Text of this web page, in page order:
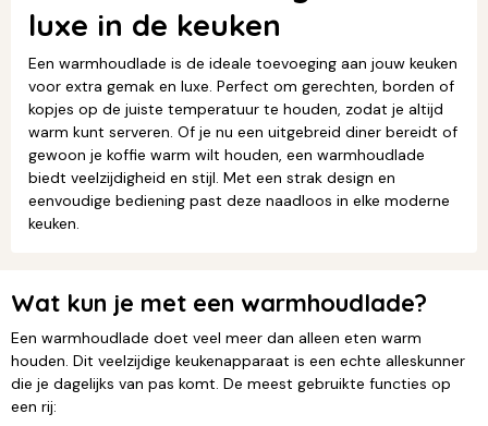
luxe in de keuken
Een warmhoudlade is de ideale toevoeging aan jouw keuken
voor extra gemak en luxe. Perfect om gerechten, borden of
kopjes op de juiste temperatuur te houden, zodat je altijd
warm kunt serveren. Of je nu een uitgebreid diner bereidt of
gewoon je koffie warm wilt houden, een warmhoudlade
biedt veelzijdigheid en stijl. Met een strak design en
eenvoudige bediening past deze naadloos in elke moderne
keuken.
Wat kun je met een warmhoudlade?
Een warmhoudlade doet veel meer dan alleen eten warm
houden. Dit veelzijdige keukenapparaat is een echte alleskunner
die je dagelijks van pas komt. De meest gebruikte functies op
een rij: